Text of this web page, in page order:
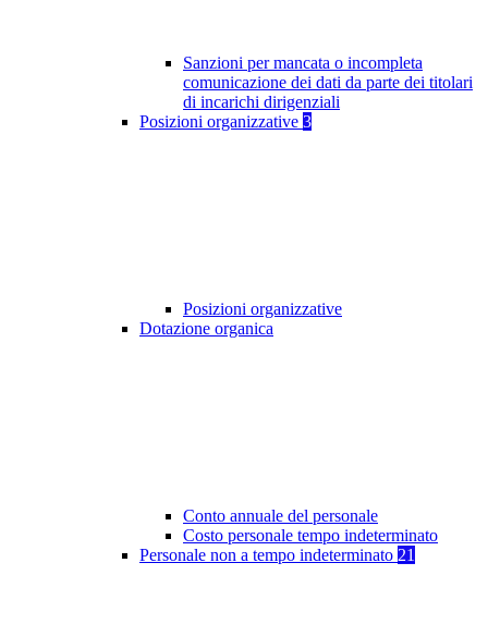
Sanzioni per mancata o incompleta
comunicazione dei dati da parte dei titolari
di incarichi dirigenziali
Posizioni organizzative 3
Posizioni organizzative
Dotazione organica
Conto annuale del personale
Costo personale tempo indeterminato
Personale non a tempo indeterminato 21